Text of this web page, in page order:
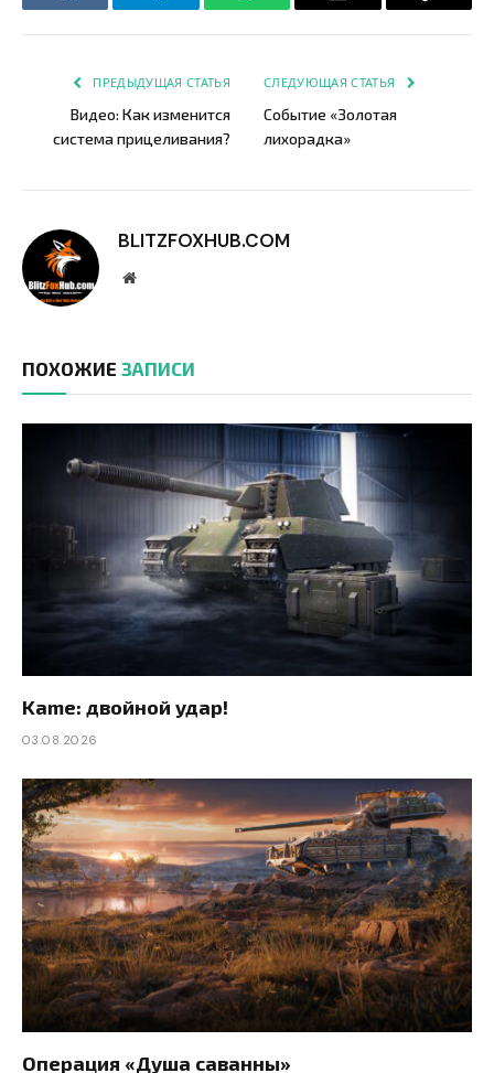
VKontakteTelegram WhatsApp Email
Copy
ПРЕДЫДУЩАЯ СТАТЬЯ
Видео: Как изменится
система прицеливания?
СЛЕДУЮЩАЯ СТАТЬЯ
Событие «Золотая
лихорадка»
BLITZFOXHUB.COM
Website
ПОХОЖИЕ ЗАПИСИ
Kame: двойной удар!
03.08.2026
Операция «Душа саванны»